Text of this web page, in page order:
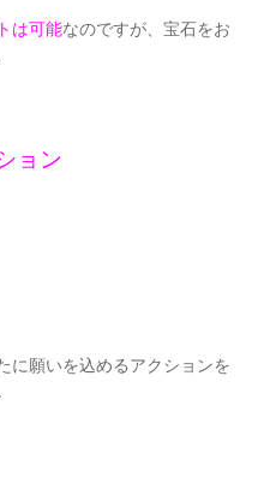
は可能なのですが、宝石をお
ョン
に願いを込めるアクションを